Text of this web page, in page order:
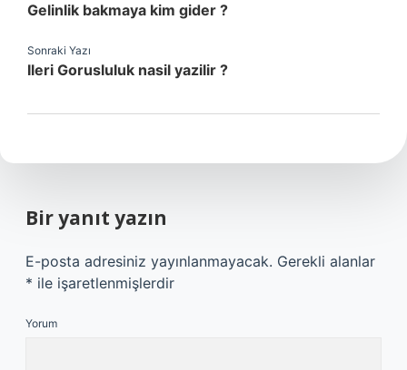
Gelinlik bakmaya kim gider ?
Sonraki Yazı
Ileri Gorusluluk nasil yazilir ?
Bir yanıt yazın
E-posta adresiniz yayınlanmayacak. Gerekli alanlar
* ile işaretlenmişlerdir
Yorum